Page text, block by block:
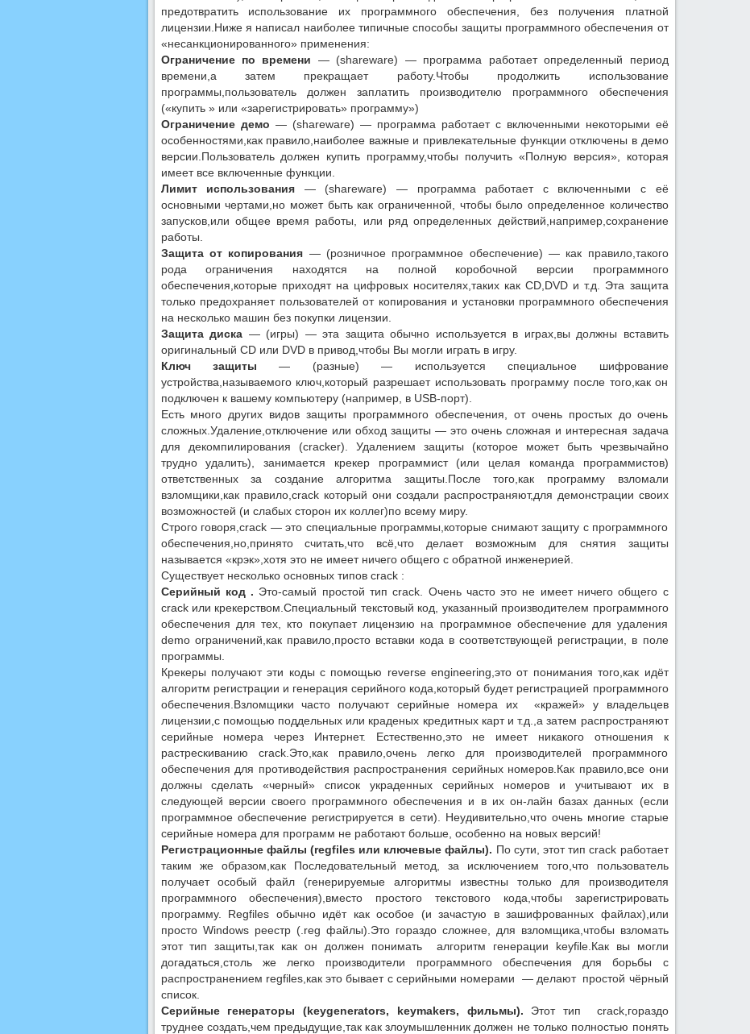
предотвратить использование их программного обеспечения, без получения платной
лицензии.Ниже я написал наиболее типичные способы защиты программного обеспечения от
«несанкционированного» применения:
Ограничение по времени — (shareware) — программа работает определенный период
времени,а затем прекращает работу.Чтобы продолжить использование
программы,пользователь должен заплатить производителю программного обеспечения
(«купить » или «зарегистрировать» программу»)
Ограничение демо — (shareware) — программа работает с включенными некоторыми её
особенностями,как правило,наиболее важные и привлекательные функции отключены в демо
версии.Пользователь должен купить программу,чтобы получить «Полную версия», которая
имеет все включенные функции.
Лимит использования — (shareware) — программа работает с включенными с её
основными чертами,но может быть как ограниченной, чтобы было определенное количество
запусков,или общее время работы, или ряд определенных действий,например,сохранение
работы.
Защита от копирования — (розничное программное обеспечение) — как правило,такого
рода ограничения находятся на полной коробочной версии программного
обеспечения,которые приходят на цифровых носителях,таких как CD,DVD и т.д. Эта защита
только предохраняет пользователей от копирования и установки программного обеспечения
на несколько машин без покупки лицензии.
Защита диска — (игры) — эта защита обычно используется в играх,вы должны вставить
оригинальный CD или DVD в привод,чтобы Вы могли играть в игру.
Ключ защиты — (разные) — используется специальное шифрование
устройства,называемого ключ,который разрешает использовать программу после того,как он
подключен к вашему компьютеру (например, в USB-порт).
Есть много других видов защиты программного обеспечения, от очень простых до очень
сложных.Удаление,отключение или обход защиты — это очень сложная и интересная задача
для декомпилирования (cracker). Удалением защиты (которое может быть чрезвычайно
трудно удалить), занимается крекер программист (или целая команда программистов)
ответственных за создание алгоритма защиты.После того,как программу взломали
взломщики,как правило,crack который они создали распространяют,для демонстрации своих
возможностей (и слабых сторон их коллег)по всему миру.
Строго говоря,crack — это специальные программы,которые снимают защиту с программного
обеспечения,но,принято считать,что всё,что делает возможным для снятия защиты
называется «крэк»,хотя это не имеет ничего общего с обратной инженерией.
Существует несколько основных типов crack :
Серийный код . Это-самый простой тип crack. Очень часто это не имеет ничего общего с
crack или крекерством.Специальный текстовый код, указанный производителем программного
обеспечения для тех, кто покупает лицензию на программное обеспечение для удаления
demo ограничений,как правило,просто вставки кода в соответствующей регистрации, в поле
программы.
Крекеры получают эти коды с помощью reverse engineering,это от понимания того,как идёт
алгоритм регистрации и генерация серийного кода,который будет регистрацией программного
обеспечения.Взломщики часто получают серийные номера их «кражей» у владельцев
лицензии,с помощью поддельных или краденых кредитных карт и т.д.,а затем распространяют
серийные номера через Интернет. Естественно,это не имеет никакого отношения к
растрескиванию crack.Это,как правило,очень легко для производителей программного
обеспечения для противодействия распространения серийных номеров.Как правило,все они
должны сделать «черный» список украденных серийных номеров и учитывают их в
следующей версии своего программного обеспечения и в их он-лайн базах данных (если
программное обеспечение регистрируется в сети). Неудивительно,что очень многие старые
серийные номера для программ не работают больше, особенно на новых версий!
Регистрационные файлы (regfiles или ключевые файлы). По сути, этот тип crack работает
таким же образом,как Последовательный метод, за исключением того,что пользователь
получает особый файл (генерируемые алгоритмы известны только для производителя
программного обеспечения),вместо простого текстового кода,чтобы зарегистрировать
программу. Regfiles обычно идёт как особое (и зачастую в зашифрованных файлах),или
просто Windows реестр (.reg файлы).Это гораздо сложнее, для взломщика,чтобы взломать
этот тип защиты,так как он должен понимать алгоритм генерации keyfile.Как вы могли
догадаться,столь же легко производители программного обеспечения для борьбы с
распространением regfiles,как это бывает с серийными номерами — делают простой чёрный
список.
Серийные генераторы (keygenerators, keymakers, фильмы). Этот тип crack,гораздо
труднее создать,чем предыдущие,так как злоумышленник должен не только полностью понять